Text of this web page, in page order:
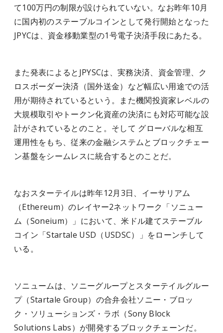
て100万円の制限が設けられていない。なお昨年10月
に国内初のステーブルコインとして発行開始となった
JPYCは、資金移動業型の1号電子決済手段にあたる。
また発表によるとJPYSCは、実務決済、資金管理、ク
ロスボーダー決済（国外送金）など幅広い用途での活
用が期待されているという。また機関投資家レベルの
大規模取引やトークン化資産の決済にも対応可能な設
計がされているとのこと。そして グローバルな相互
運用性をもち、従来の金融システムとブロックチェー
ン基盤をシームレスに統合するとのことだ。
なおスターテイルは昨年12月3日、イーサリアム
（Ethereum）のレイヤー2ネットワーク「ソニュー
ム（Soneium）」において、米ドル建てステーブル
コイン「Startale USD（USDSC）」をローンチして
いる。
ソニュームは、ソニーグループとスターテイルグルー
プ（Startale Group）の合弁会社ソニー・ブロッ
ク・ソリューションズ・ラボ（Sony Block
Solutions Labs）が開発するブロックチェーンだ。